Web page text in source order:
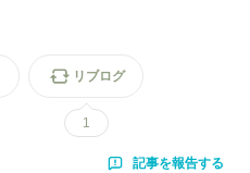
リブログ
1
記事を報告する